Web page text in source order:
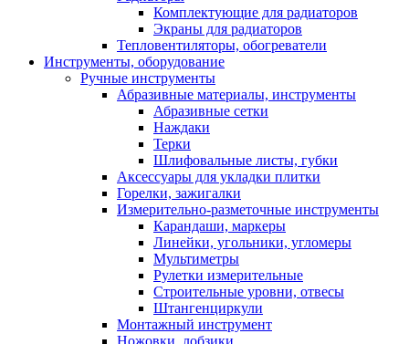
Комплектующие для радиаторов
Экраны для радиаторов
Тепловентиляторы, обогреватели
Инструменты, оборудование
Ручные инструменты
Абразивные материалы, инструменты
Абразивные сетки
Наждаки
Терки
Шлифовальные листы, губки
Аксессуары для укладки плитки
Горелки, зажигалки
Измерительно-разметочные инструменты
Карандаши, маркеры
Линейки, угольники, угломеры
Мультиметры
Рулетки измерительные
Строительные уровни, отвесы
Штангенциркули
Монтажный инструмент
Ножовки, лобзики